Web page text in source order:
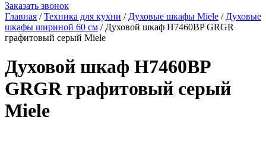
Заказать звонок
Главная /Техника для кухни / Духовые шкафы Miele / Духовые
шкафы шириной 60 см / Духовой шкаф H7460BP GRGR
графитовый серый Miele
Духовой шкаф H7460BP
GRGR графитовый серый
Miele